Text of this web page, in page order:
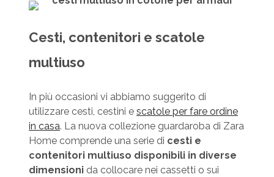
Cesti, contenitori e scatole
multiuso
In più occasioni vi abbiamo suggerito di
utilizzare cesti, cestini e scatole per fare ordine
in casa. La nuova collezione guardaroba di Zara
Home comprende una serie di cesti e
contenitori multiuso disponibili in diverse
dimensionida collocare nei cassetti o sui